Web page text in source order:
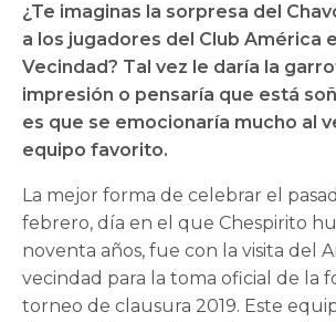
¿Te imaginas la sorpresa del
a los jugadores del Club América
Vecindad? Tal vez le daría la
impresión o pensaría que está
es que se emocionaría mucho al
equipo favorito.
La mejor forma de celebrar el
febrero, día en el que Chespirito
noventa años, fue con la visita del
vecindad para la toma oficial de la
torneo de clausura 2019. Este